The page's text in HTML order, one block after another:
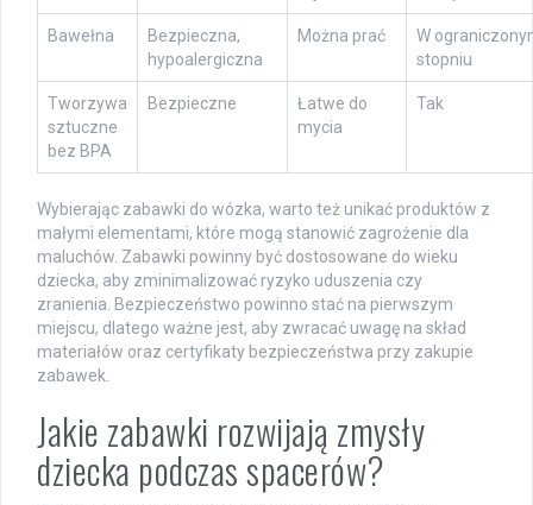
Bawełna
Bezpieczna,
hypoalergiczna
Można prać
W
stopniu
Tworzywa
sztuczne
bez BPA
Bezpieczne
Łatwe do
mycia
Tak
Wybierając zabawki do wózka, warto też unikać produktów z
małymi elementami, które mogą stanowić zagrożenie dla
maluchów. Zabawki powinny być dostosowane do wieku
dziecka, aby zminimalizować ryzyko uduszenia czy
zranienia. Bezpieczeństwo powinno stać na pierwszym
miejscu, dlatego ważne jest, aby zwracać uwagę na skład
materiałów oraz certyfikaty bezpieczeństwa przy zakupie
zabawek.
Jakie zabawki rozwijają zmysły
dziecka podczas spacerów?